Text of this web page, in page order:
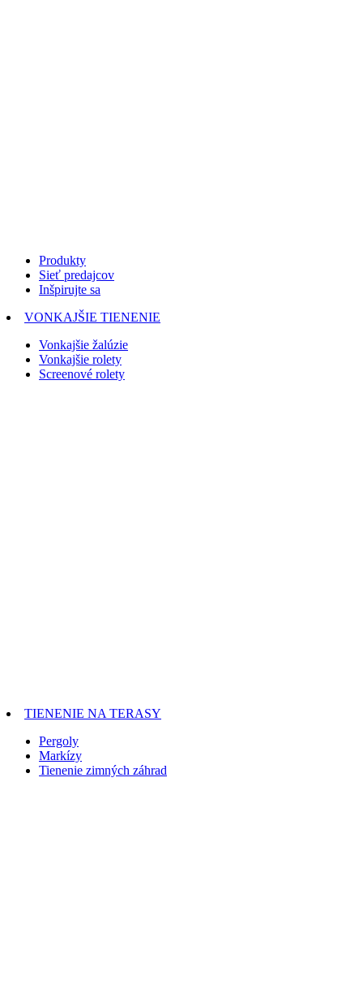
Produkty
Sieť predajcov
Inšpirujte sa
VONKAJŠIE TIENENIE
Vonkajšie žalúzie
Vonkajšie rolety
Screenové rolety
TIENENIE NA TERASY
Pergoly
Markízy
Tienenie zimných záhrad